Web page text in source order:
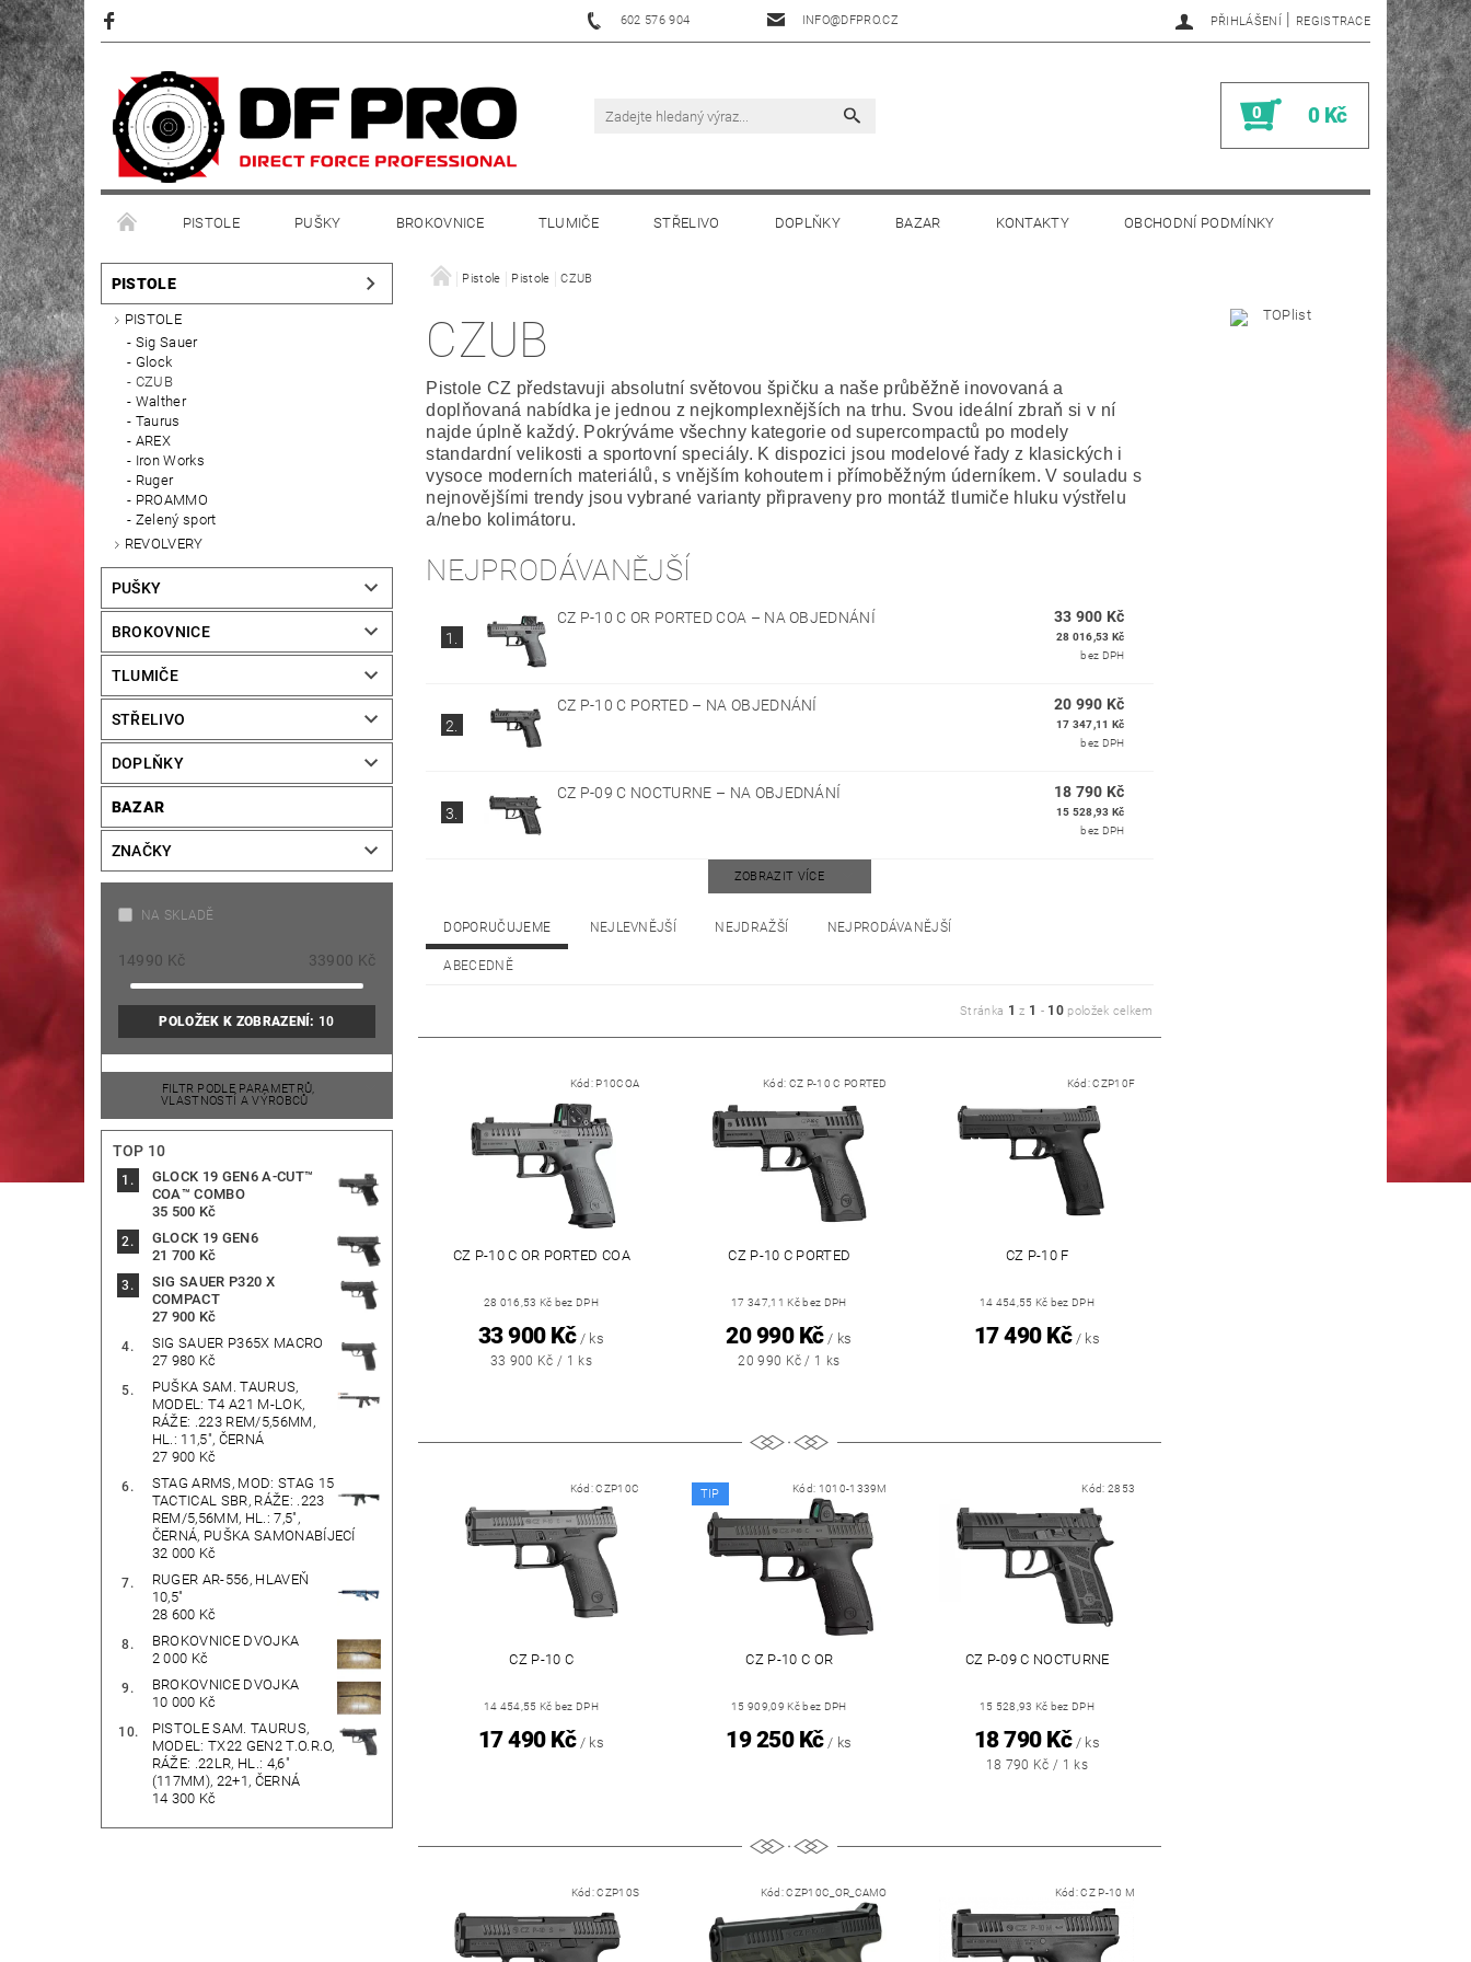
602 576 904 INFO@DFPRO.CZ PŘIHLÁŠENÍ | REGISTRACE
0 0 Kč
PISTOLE PUŠKY BROKOVNICE TLUMIČE STŘELIVO DOPLŇKY BAZAR KONTAKTY OBCHODNÍ PODMÍNKY
PISTOLE
PISTOLE
Sig Sauer
Glock
CZUB
Walther
Taurus
AREX
Iron Works
Ruger
PROAMMO
Zelený sport
REVOLVERY
PUŠKY
BROKOVNICE
TLUMIČE
STŘELIVO
DOPLŇKY
BAZAR
ZNAČKY
NA SKLADĚ
14990 Kč 33900 Kč
POLOŽEK K ZOBRAZENÍ: 10
FILTR PODLE PARAMETRŮ,
VLASTNOSTÍ A VÝROBCŮ
TOP 10
GLOCK 19 GEN6 A-CUT™
COA™ COMBO
35 500 Kč
GLOCK 19 GEN6
21 700 Kč
SIG SAUER P320 X
COMPACT
27 900 Kč
SIG SAUER P365X MACRO
27 980 Kč
PUŠKA SAM. TAURUS,
MODEL: T4 A21 M-LOK,
RÁŽE: .223 REM/5,56MM,
HL.: 11,5", ČERNÁ
27 900 Kč
STAG ARMS, MOD: STAG 15
TACTICAL SBR, RÁŽE: .223
REM/5,56MM, HL.: 7,5",
ČERNÁ, PUŠKA SAMONABÍJECÍ
32 000 Kč
RUGER AR-556, HLAVEŇ
10,5"
28 600 Kč
BROKOVNICE DVOJKA
2 000 Kč
BROKOVNICE DVOJKA
10 000 Kč
PISTOLE SAM. TAURUS,
MODEL: TX22 GEN2 T.O.R.O,
RÁŽE: .22LR, HL.: 4,6"
(117MM), 22+1, ČERNÁ
14 300 Kč
Pistole Pistole CZUB
CZUB
Pistole CZ představuji absolutní světovou špičku a naše průběžně inovovaná a
doplňovaná nabídka je jednou z nejkomplexnějších na trhu. Svou ideální zbraň si v ní
najde úplně každý. Pokrýváme všechny kategorie od supercompactů po modely
standardní velikosti a sportovní speciály. K dispozici jsou modelové řady z klasických i
vysoce moderních materiálů, s vnějším kohoutem i přímoběžným úderníkem. V souladu s
nejnovějšími trendy jsou vybrané varianty připraveny pro montáž tlumiče hluku výstřelu
a/nebo kolimátoru.
NEJPRODÁVANĚJŠÍ
1.
CZ P-10 C OR PORTED COA – NA OBJEDNÁNÍ 33 900 Kč
28 016,53 Kč
bez DPH
2.
CZ P-10 C PORTED – NA OBJEDNÁNÍ 20 990 Kč
17 347,11 Kč
bez DPH
3.
CZ P-09 C NOCTURNE – NA OBJEDNÁNÍ 18 790 Kč
15 528,93 Kč
bez DPH
ZOBRAZIT VÍCE
DOPORUČUJEME NEJLEVNĚJŠÍ NEJDRAŽŠÍ NEJPRODÁVANĚJŠÍ
ABECEDNĚ
Stránka 1 z 1 - 10položek celkem
Kód: P10COA
CZ P-10 C OR PORTED COA
28 016,53 Kč bez DPH
33 900 Kč / ks
33 900 Kč / 1 ks
Kód: CZ P-10 C PORTED
CZ P-10 C PORTED
17 347,11 Kč bez DPH
20 990 Kč / ks
20 990 Kč / 1 ks
Kód:CZP10F
CZ P-10 F
14 454,55 Kč bez DPH
17 490 Kč / ks
Kód:CZP10C
CZ P-10 C
14 454,55 Kč bez DPH
17 490 Kč / ks
TIP Kód: 1010-1339M
CZ P-10 C OR
15 909,09 Kč bez DPH
19 250 Kč / ks
Kód: 2853
CZ P-09 C NOCTURNE
15 528,93 Kč bez DPH
18 790 Kč / ks
18 790 Kč / 1 ks
Kód:CZP10S Kód:CZP10C_OR_CAMO Kód:CZ P-10 M